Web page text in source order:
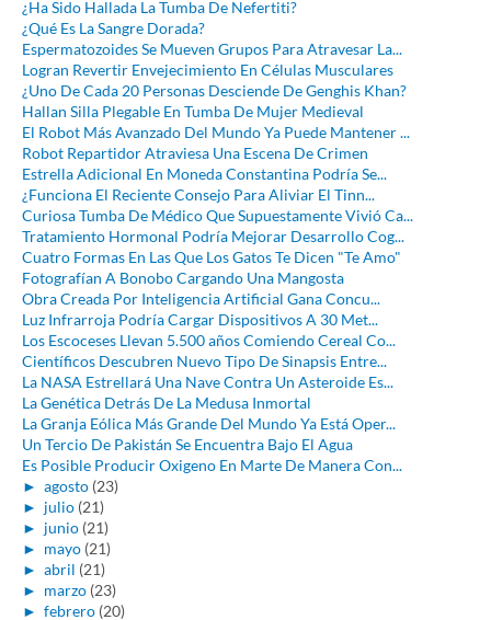
¿Ha Sido Hallada La Tumba De Nefertiti?
¿Qué Es La Sangre Dorada?
Espermatozoides Se Mueven Grupos Para Atravesar La...
Logran Revertir Envejecimiento En Células Musculares
¿Uno De Cada 20 Personas Desciende De Genghis Khan?
Hallan Silla Plegable En Tumba De Mujer Medieval
El Robot Más Avanzado Del Mundo Ya Puede Mantener ...
Robot Repartidor Atraviesa Una Escena De Crimen
Estrella Adicional En Moneda Constantina Podría Se...
¿Funciona El Reciente Consejo Para Aliviar El Tinn...
Curiosa Tumba De Médico Que Supuestamente Vivió Ca...
Tratamiento Hormonal Podría Mejorar Desarrollo Cog...
Cuatro Formas En Las Que Los Gatos Te Dicen "Te Amo"
Fotografían A Bonobo Cargando Una Mangosta
Obra Creada Por Inteligencia Artificial Gana Concu...
Luz Infrarroja Podría Cargar Dispositivos A 30 Met...
Los Escoceses Llevan 5.500 años Comiendo Cereal Co...
Científicos Descubren Nuevo Tipo De Sinapsis Entre...
La NASA Estrellará Una Nave Contra Un Asteroide Es...
La Genética Detrás De La Medusa Inmortal
La Granja Eólica Más Grande Del Mundo Ya Está Oper...
Un Tercio De Pakistán Se Encuentra Bajo El Agua
Es Posible Producir Oxigeno En Marte De Manera Con...
► agosto (23)
► julio (21)
► junio (21)
► mayo (21)
► abril (21)
► marzo (23)
► febrero (20)